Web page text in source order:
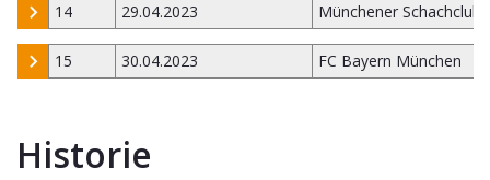
14 29.04.2023 Münchener Schachclub
15 30.04.2023 FC Bayern München
Historie